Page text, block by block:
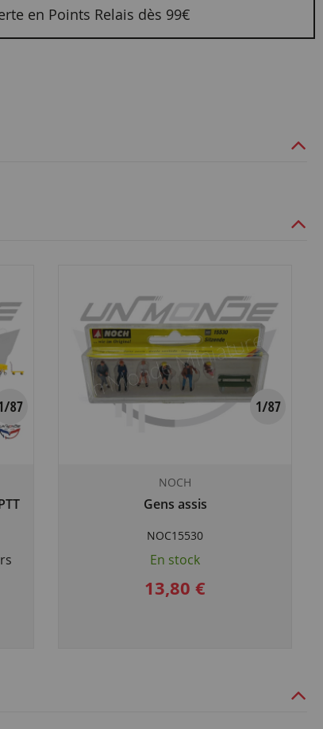
en Points Relais dès 99€
NOCH
Gens assis
NOC15530
En stock
13,80 €